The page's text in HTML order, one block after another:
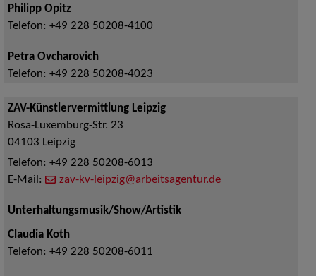
Philipp Opitz
Telefon: +49 228 50208-4100
Petra Ovcharovich
Telefon: +49 228 50208-4023
ZAV-Künstlervermittlung Leipzig
Rosa-Luxemburg-Str. 23
04103 Leipzig
Telefon: +49 228 50208-6013
E-Mail:
zav-kv-leipzig@arbeitsagentur.de
Unterhaltungsmusik/Show/Artistik
Claudia Koth
Telefon: +49 228 50208-6011